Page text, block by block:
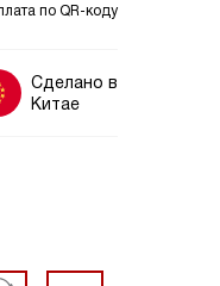
по QR-коду
Сделано в
Китае